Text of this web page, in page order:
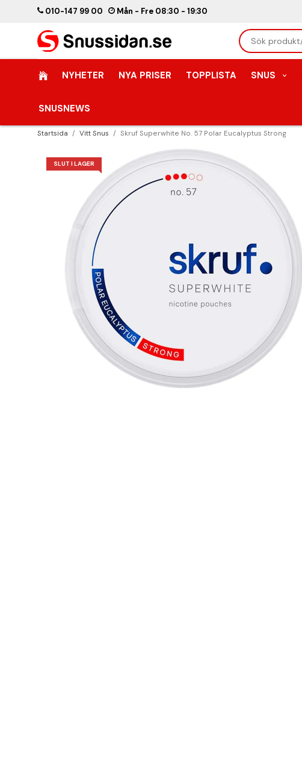
010-147 99 00 Mån - Fre 08:30 - 19:30
NYHETER NYA PRISER TOPPLISTA SNUS
SNUSNEWS
Startsida / Vitt Snus / Skruf Superwhite No. 57 Polar Eucalyptus Strong
SLUT I LAGER